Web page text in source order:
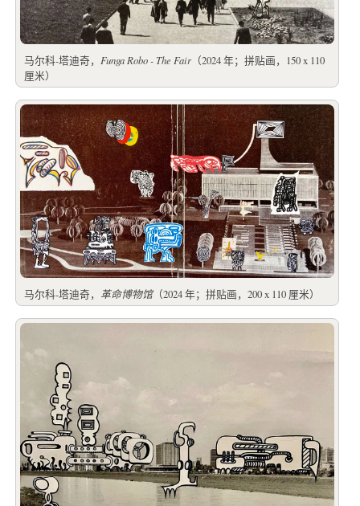
马尔科-塔迪奇， Funga Robo - The Fair（2024 年；拼贴画，150 x 110
厘米）
马尔科-塔迪奇， 革命博物馆（2024 年；拼贴画，200 x 110 厘米）